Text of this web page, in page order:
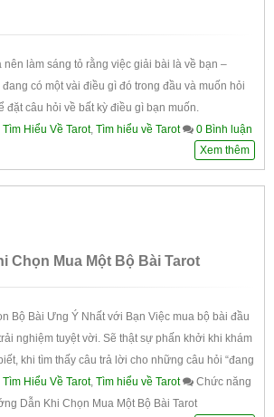
làm sáng tỏ rằng việc giải bài là về bạn –
có một vài điều gì đó trong đầu và muốn hỏi
đặt câu hỏi về bất kỳ điều gì bạn muốn.
Tìm Hiểu Về Tarot, Tìm hiểu về Tarot
0 Bình luận
Xem thêm
Chọn Mua Một Bộ Bài Tarot
Bộ Bài Ưng Ý Nhất với Bạn Việc mua bộ bài đầu
nghiệm tuyệt vời. Sẽ thật sự phấn khởi khi khám
khi tìm thấy câu trả lời cho những câu hỏi “đang
Tìm Hiểu Về Tarot, Tìm hiểu về Tarot
Chức năng
Dẫn Khi Chọn Mua Một Bộ Bài Tarot